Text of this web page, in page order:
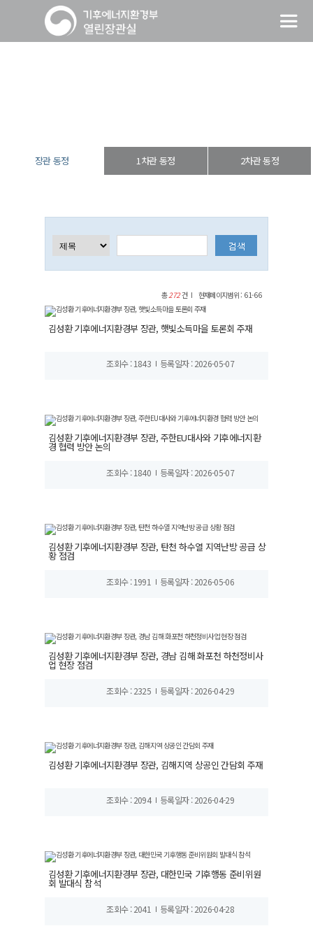
장관 동정 1차관 동정 2차관 동정
총272건 현재페이지범위 : 61-66
김성환 기후에너지환경부 장관, 햇빛소득마을 토론회 주재
조회수 : 1843 등록일자 : 2026-05-07
김성환 기후에너지환경부 장관, 주한EU대사와 기후에너지환
경 협력 방안 논의
조회수 : 1840 등록일자 : 2026-05-07
김성환 기후에너지환경부 장관, 탄천 하수열 지역난방 공급 상
황 점검
조회수 : 1991 등록일자 : 2026-05-06
김성환 기후에너지환경부 장관, 경남 김해 화포천 하천정비사
업 현장 점검
조회수 : 2325 등록일자 : 2026-04-29
김성환 기후에너지환경부 장관, 김해지역 상공인 간담회 주재
조회수 : 2094 등록일자 : 2026-04-29
김성환 기후에너지환경부 장관, 대한민국 기후행동 준비위원
회 발대식 참석
조회수 : 2041 등록일자 : 2026-04-28